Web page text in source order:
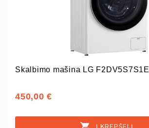
Skalbimo mašina LG F2DV5S7S1E
450,00 €
Į KREPŠELĮ